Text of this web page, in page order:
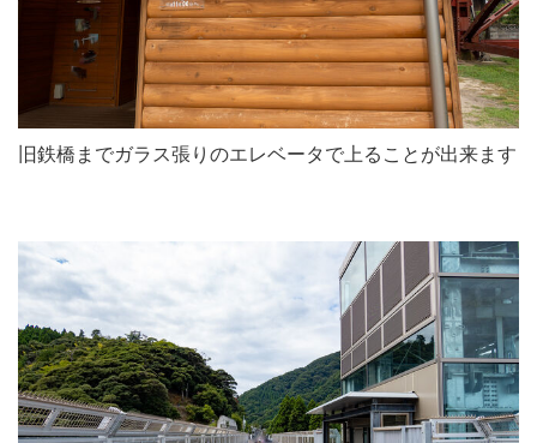
旧鉄橋までガラス張りのエレベータで上ることが出来ます